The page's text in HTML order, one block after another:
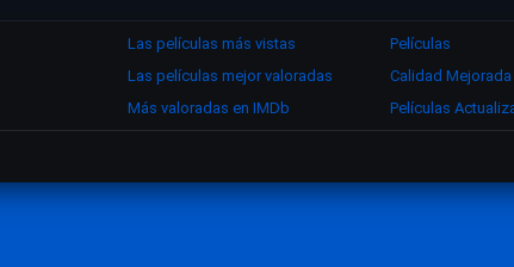
Las películas más vistas
Las películas mejor valoradas
Más valoradas en IMDb
Películas
Calidad Mejorada
Películas